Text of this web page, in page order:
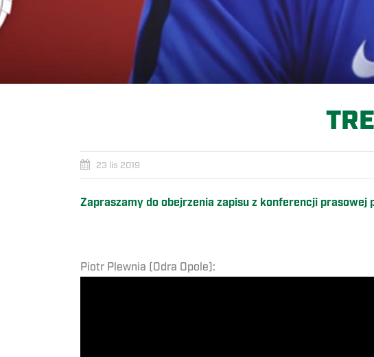
23 lis 2019
Zapraszamy do obejrzenia zapisu z konferencji prasowej
Piotr Plewnia (Odra Opole):